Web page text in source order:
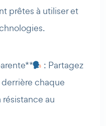
prêtes à utiliser et
: Partagez
chaque
au